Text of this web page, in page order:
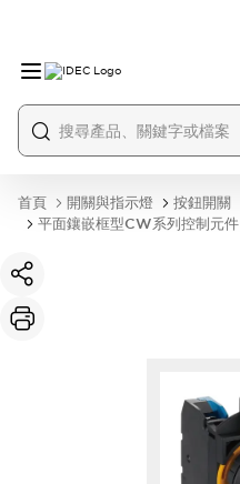
首頁 開關與指示燈 按鈕開關
平面鑲嵌框型CW系列控制元件